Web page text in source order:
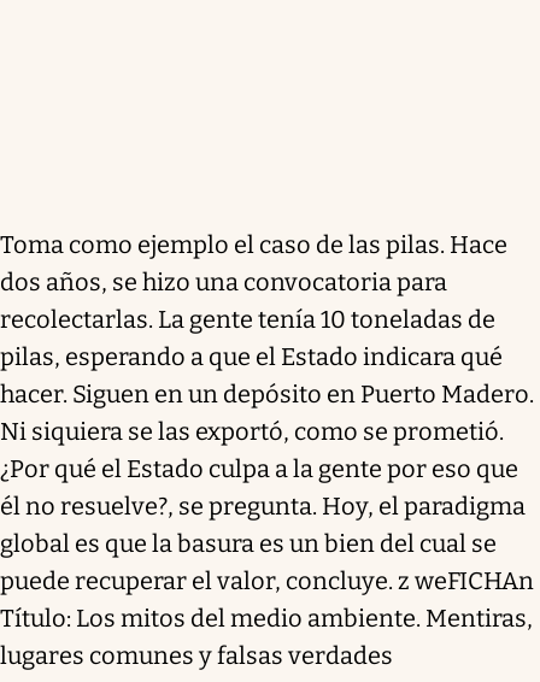
Toma como ejemplo el caso de las pilas. Hace
dos años, se hizo una convocatoria para
recolectarlas. La gente tenía 10 toneladas de
pilas, esperando a que el Estado indicara qué
hacer. Siguen en un depósito en Puerto Madero.
Ni siquiera se las exportó, como se prometió.
¿Por qué el Estado culpa a la gente por eso que
él no resuelve?, se pregunta. Hoy, el paradigma
global es que la basura es un bien del cual se
puede recuperar el valor, concluye. z weFICHAn
Título: Los mitos del medio ambiente. Mentiras,
lugares comunes y falsas verdades